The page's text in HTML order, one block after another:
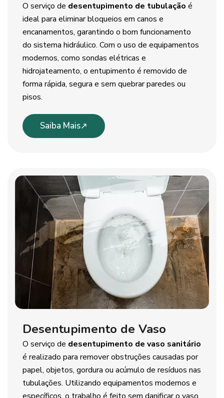
O serviço de desentupimento de tubulação é
ideal para eliminar bloqueios em canos e
encanamentos, garantindo o bom funcionamento
do sistema hidráulico. Com o uso de equipamentos
modernos, como sondas elétricas e
hidrojateamento, o entupimento é removido de
forma rápida, segura e sem quebrar paredes ou
pisos.
Saiba Mais
Desentupimento de Vaso
O serviço de desentupimento de vaso sanitário
é realizado para remover obstruções causadas por
papel, objetos, gordura ou acúmulo de resíduos nas
tubulações. Utilizando equipamentos modernos e